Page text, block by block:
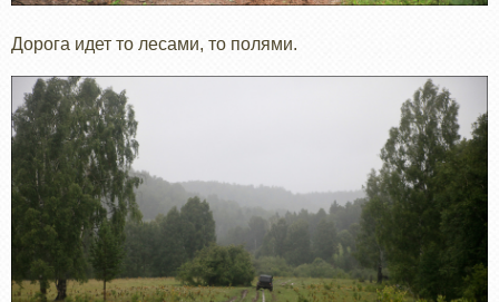
Дорога идет то лесами, то полями.